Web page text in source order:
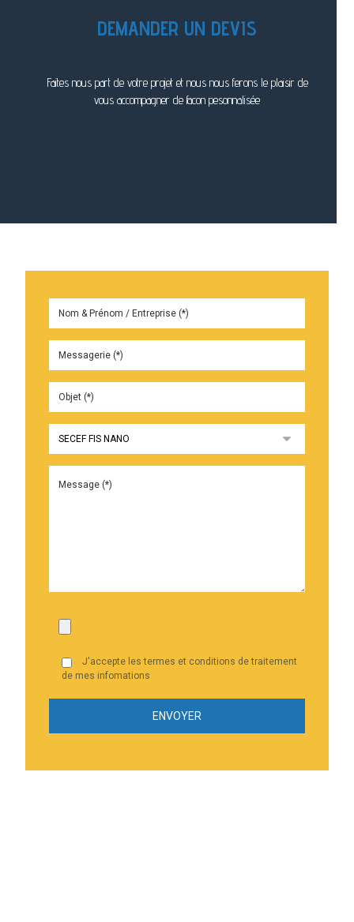
DEMANDER UN DEVIS
Faites nous part de votre projet et nous nous ferons le plaisir de
vous accompagner de facon pesonnalisée
J'accepte les termes et conditions de traitement
de mes infomations